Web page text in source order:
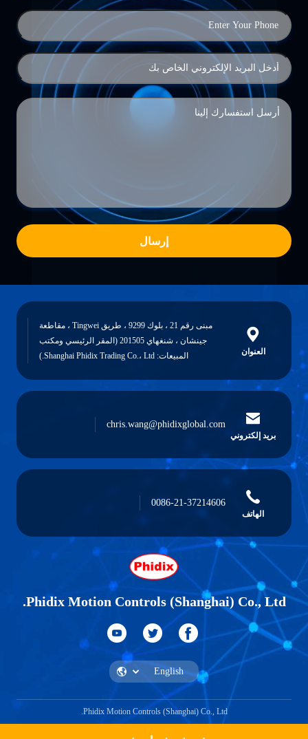
إرسال
العنوان
مبنى رقم 21 ، بلوك 9299 ، طريق Tingwei ، مقاطعة
جينشان ، شنغهاي 201505 (المقر الرئيسي ومكتب
المبيعات: Shanghai Phidix Trading Co.، Ltd.)
بريد إلكتروني
chris.wang@phidixglobal.com
الهاتف
0086-21-37214606
Phidix Motion Controls (Shanghai) Co., Ltd.
Phidix Motion Controls (Shanghai) Co., Ltd.